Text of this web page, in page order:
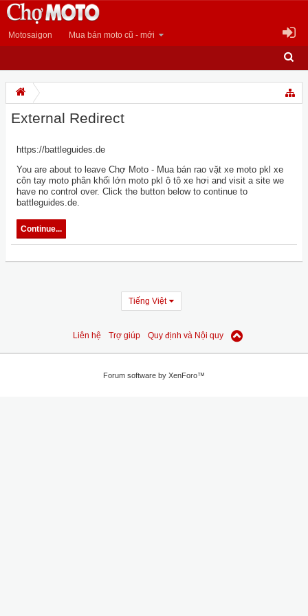
Motosaigon Mua bán moto cũ - mới
External Redirect
https://battleguides.de
You are about to leave Chợ Moto - Mua bán rao vặt xe moto pkl xe
côn tay moto phân khối lớn moto pkl ô tô xe hơi and visit a site we
have no control over. Click the button below to continue to
battleguides.de.
Continue...
Tiếng Việt
Liên hệ Trợ giúp Quy định và Nội quy
Forum software by XenForo™